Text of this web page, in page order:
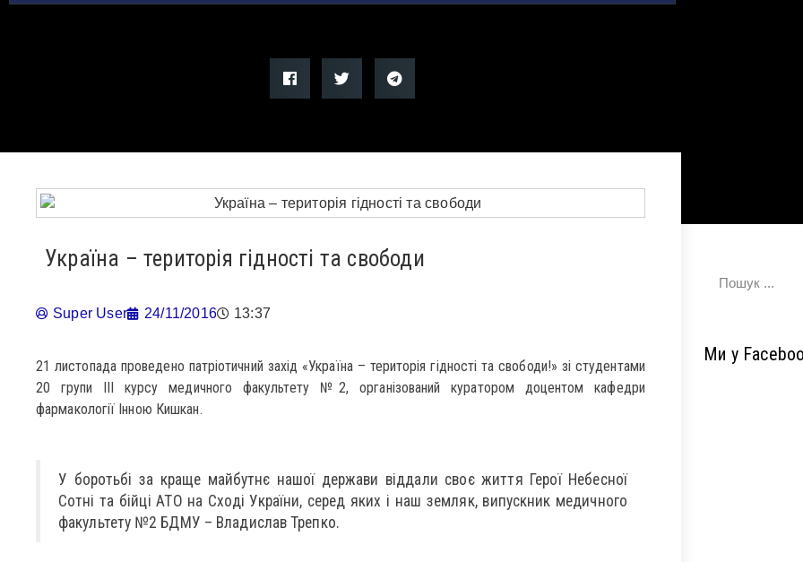
Україна – територія гідності та свободи
Super User 24/11/2016 13:37
21 листопада проведено патріотичний захід «Україна – територія гідності та свободи!» зі студентами
20 групи ІІІ курсу медичного факультету №2, організований куратором доцентом кафедри
фармакології Інною Кишкан.
У боротьбі за краще майбутнє нашої держави віддали своє життя Герої Небесної
Сотні та бійці АТО на Сході України, серед яких і наш земляк, випускник медичного
факультету №2 БДМУ – Владислав Трепко.
Ми у